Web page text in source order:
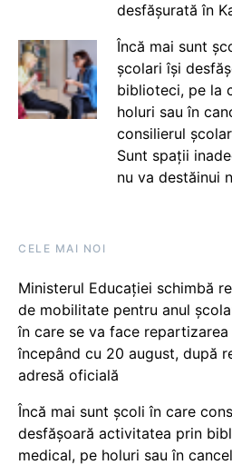
desfășurată în
Încă mai sunt
școlari își
biblioteci, pe la
holuri sau în
consilierul
Sunt spații
nu va destăinui
CELE MAI NOI
Ministerul Educației schimbă
de mobilitate pentru anul
în care se va face
începând cu 20 august, după
adresă oficială
Încă mai sunt școli în care
desfășoară activitatea prin
medical, pe holuri sau în